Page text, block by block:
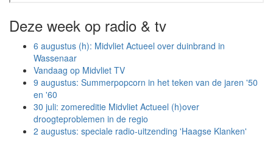
Deze week op radio & tv
6 augustus (h): Midvliet Actueel over duinbrand in
Wassenaar
Vandaag op Midvliet TV
9 augustus: Summerpopcorn in het teken van de jaren '50
en '60
30 juli: zomereditie Midvliet Actueel (h)over
droogteproblemen in de regio
2 augustus: speciale radio-uitzending 'Haagse Klanken'